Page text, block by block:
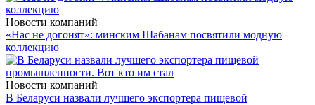
Новости компаний
«Нас не догонят»: минским Шабанам посвятили модную
коллекцию
Новости компаний
В Беларуси назвали лучшего экспортера пищевой